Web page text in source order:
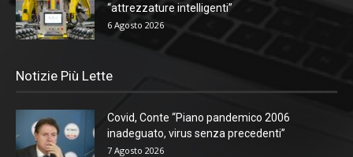
“attrezzature intelligenti”
6 Agosto 2026
Notizie Più Lette
Covid, Conte “Piano pandemico 2006
inadeguato, virus senza precedenti”
7 Agosto 2026